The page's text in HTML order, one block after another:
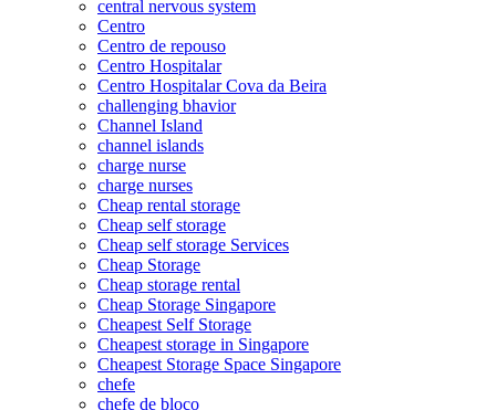
central nervous system
Centro
Centro de repouso
Centro Hospitalar
Centro Hospitalar Cova da Beira
challenging bhavior
Channel Island
channel islands
charge nurse
charge nurses
Cheap rental storage
Cheap self storage
Cheap self storage Services
Cheap Storage
Cheap storage rental
Cheap Storage Singapore
Cheapest Self Storage
Cheapest storage in Singapore
Cheapest Storage Space Singapore
chefe
chefe de bloco